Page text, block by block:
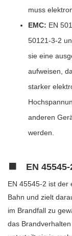
muss
EMC: EN
50121-3-2
sie eine
aufweisen,
starker
anderen
werden.
EN 45545-
EN 45545-2 ist der
Bahn und zielt
im Brandfall zu
das